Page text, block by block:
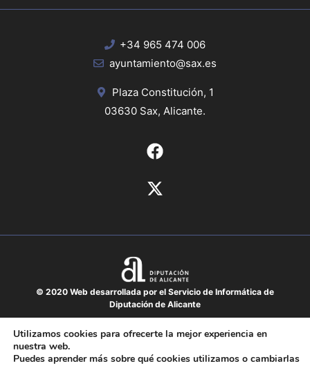
+34 965 474 006
ayuntamiento@sax.es
Plaza Constitución, 1
03630 Sax, Alicante.
© 2020 Web desarrollada por el Servicio de Informática de
Diputación de Alicante
Aviso legal
Utilizamos cookies para ofrecerte la mejor experiencia en
nuestra web.
Puedes aprender más sobre qué cookies utilizamos o cambiarlas